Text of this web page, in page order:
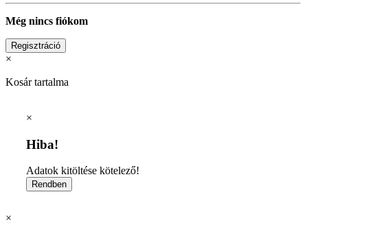
Még nincs fiókom
Regisztráció
×
Kosár tartalma
×
Hiba!
Adatok kitöltése kötelező!
×